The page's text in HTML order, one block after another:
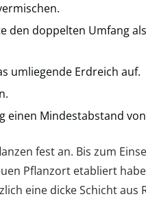
den doppelten Umfang
umliegende Erdreich auf.
einen Mindestabstand
fest an. Bis zum
Pflanzort etabliert
eine dicke Schicht